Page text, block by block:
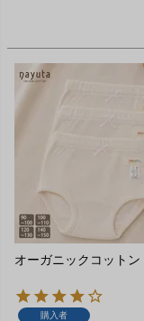
オーガニックコット
購入者